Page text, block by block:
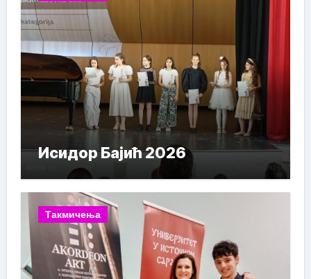
Исидор Бајић 2026
Такмичења